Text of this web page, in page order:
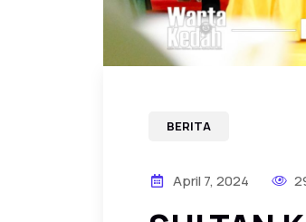
BERITA
April 7, 2024